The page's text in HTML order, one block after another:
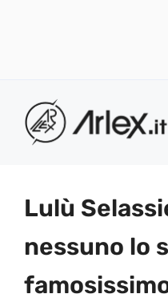
contenuto
Lulù
nessuno lo